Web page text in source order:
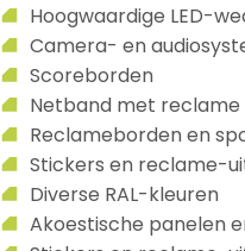
Hoogwaardige LED-
Camera- en
Scoreborden
Netband met reclame
Reclameborden en
Stickers en reclame-
Diverse RAL-kleuren
Akoestische panelen